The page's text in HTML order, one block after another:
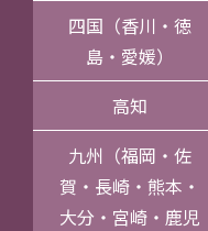
四国（香川・徳
島・愛媛）
高知
九州（福岡・佐
賀・長崎・熊本・
大分・宮崎・鹿児